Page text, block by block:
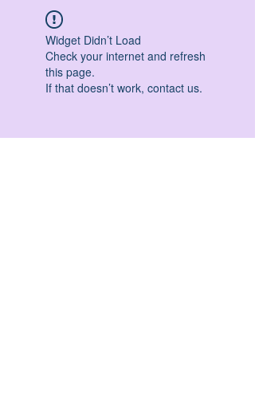
Widget Didn’t Load
Check your internet and refresh
this page.
If that doesn’t work, contact us.